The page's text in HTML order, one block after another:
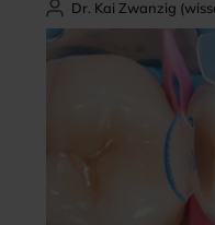
Dr. Kai Zwanzig